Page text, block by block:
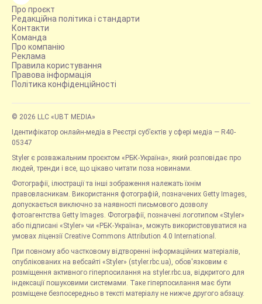
Про проєкт
Редакційна політика і стандарти
Контакти
Команда
Про компанію
Реклама
Правила користування
Правова інформація
Політика конфіденційності
© 2026 LLC «UBT MEDIA»
Ідентифікатор онлайн-медіа в Реєстрі суб’єктів у сфері медіа — R40-
05347
Styler є розважальним проєктом «РБК-Україна», який розповідає про
людей, тренди і все, що цікаво читати поза новинами.
Фотографії, ілюстрації та інші зображення належать їхнім
правовласникам. Використання фотографій, позначених Getty Images,
допускається виключно за наявності письмового дозволу
фотоагентства Getty Images. Фотографії, позначені логотипом «Styler»
або підписані «Styler» чи «РБК-Україна», можуть використовуватися на
умовах ліцензії Creative Commons Attribution 4.0 International.
При повному або частковому відтворенні інформаційних матеріалів,
опублікованих на вебсайті «Styler» (styler.rbc.ua), обов'язковим є
розміщення активного гіперпосилання на styler.rbc.ua, відкритого для
індексації пошуковими системами. Таке гіперпосилання має бути
розміщене безпосередньо в тексті матеріалу не нижче другого абзацу.